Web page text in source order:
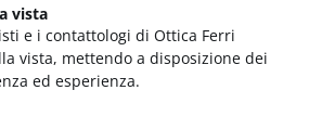
vista
e i contattologi di Ottica Ferri
vista, mettendo a disposizione dei
ed esperienza.